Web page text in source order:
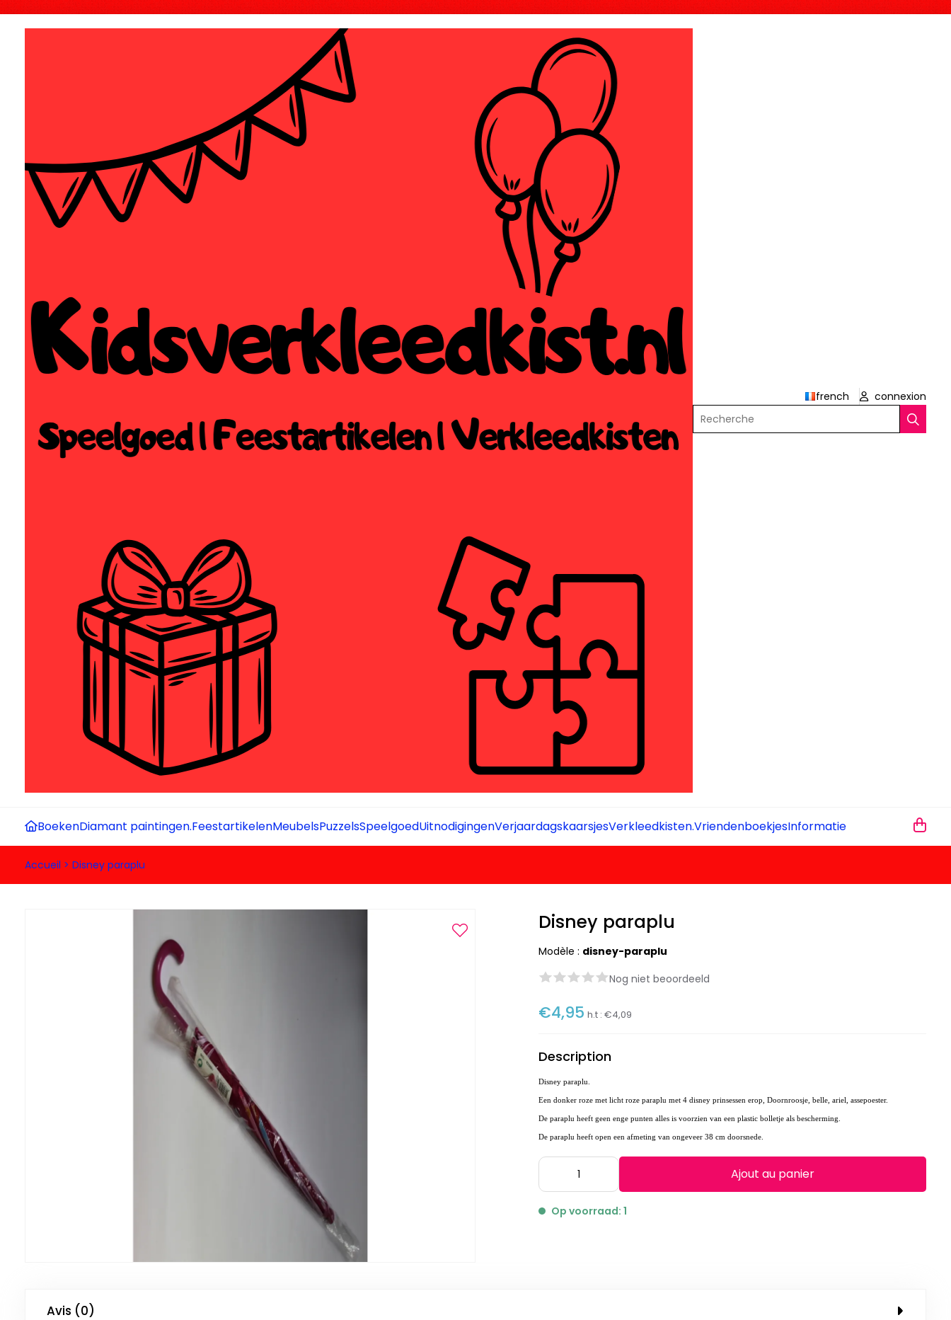
french
connexion
Recherche
BoekenDiamant paintingen.FeestartikelenMeubelsPuzzelsSpeelgoedUitnodigingenVerjaardagskaarsjesVerkleedkisten.VriendenboekjesInformatie
Accueil > Disney paraplu
Disney paraplu
Modèle : disney-paraplu
Nog niet beoordeeld
€4,95 h.t :€4,09
Description
Disney paraplu.
Een donker roze met licht roze paraplu met 4 disney prinsessen erop, Doornroosje, belle, ariel, assepoester.
De paraplu heeft geen enge punten alles is voorzien van een plastic bolletje als bescherming.
De paraplu heeft open een afmeting van ongeveer 38 cm doorsnede.
Ajout au panier
Op voorraad: 1
Avis (0)